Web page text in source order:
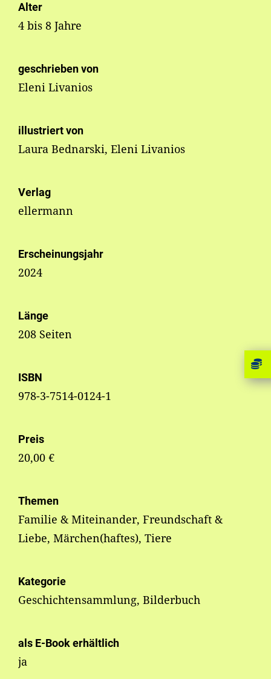
Alter
4 bis 8 Jahre
geschrieben von
Eleni Livanios
illustriert von
Laura Bednarski, Eleni Livanios
Verlag
ellermann
Erscheinungsjahr
2024
Länge
208 Seiten
ISBN
978-3-7514-0124-1
Preis
20,00 €
Themen
Familie & Miteinander, Freundschaft &
Liebe, Märchen(haftes), Tiere
Kategorie
Geschichtensammlung, Bilderbuch
als E-Book erhältlich
ja